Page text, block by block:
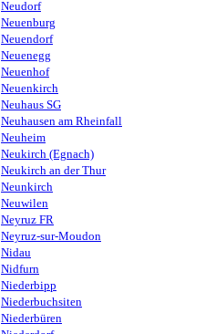
Neudorf
Neuenburg
Neuendorf
Neuenegg
Neuenhof
Neuenkirch
Neuhaus SG
Neuhausen am Rheinfall
Neuheim
Neukirch (Egnach)
Neukirch an der Thur
Neunkirch
Neuwilen
Neyruz FR
Neyruz-sur-Moudon
Nidau
Nidfurn
Niederbipp
Niederbuchsiten
Niederbüren